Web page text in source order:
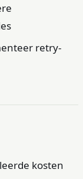
retry-
kosten